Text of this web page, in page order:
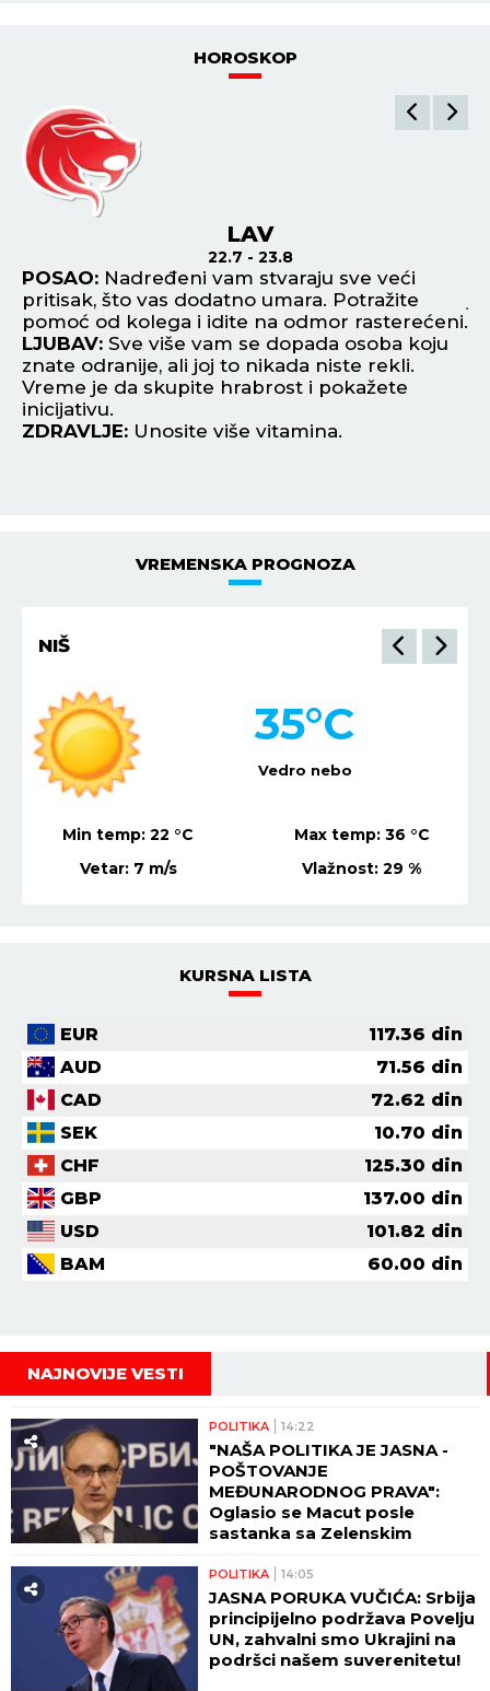
HOROSKOP
LAV
22.7 - 23.8
POSAO: Nadređeni vam stvaraju sve veći
pritisak, što vas dodatno umara. Potražite
pomoć od kolega i idite na odmor rasterećeni.
LJUBAV: Sve više vam se dopada osoba koju
znate odranije, ali joj to nikada niste rekli.
Vreme je da skupite hrabrost i pokažete
inicijativu.
ZDRAVLJE: Unosite više vitamina.
VREMENSKA PROGNOZA
NIŠ
Vedro nebo
35°C
Min temp:22 °C Max temp: 36 °C
Vetar: 7 m/s Vlažnost:29 %
KURSNA LISTA
EUR 117.36 din
AUD
71.56 din
CAD
72.62 din
SEK
10.70 din
CHF
125.30 din
GBP
137.00 din
USD
101.82 din
BAM
60.00 din
NAJNOVIJE VESTI
POLITIKA 14:22
"NAŠA POLITIKA JE JASNA -
POŠTOVANJE
MEĐUNARODNOG PRAVA":
Oglasio se Macut posle
sastanka sa Zelenskim
POLITIKA 14:05
JASNA PORUKA VUČIĆA: Srbija
principijelno podržava Povelju
UN, zahvalni smo Ukrajini na
podršci našem suverenitetu!